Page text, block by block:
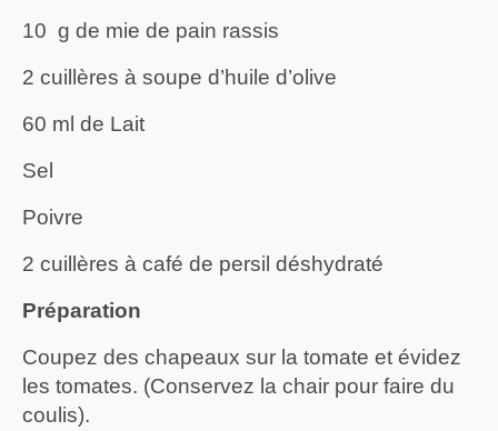
10 g de mie de pain rassis
2 cuillères à soupe d’huile d’olive
60 ml de Lait
Sel
Poivre
2 cuillères à café de persil déshydraté
Préparation
Coupez des chapeaux sur la tomate et évidez
les tomates. (Conservez la chair pour faire du
coulis).